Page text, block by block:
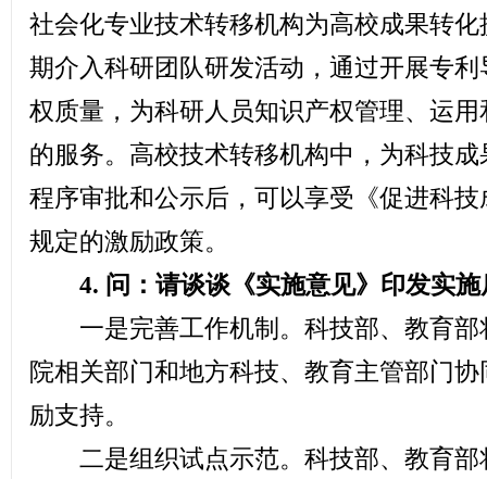
社会化专业技术转移机构为高校成果转
期介入科研团队研发活动，通过开展专
权质量，为科研人员知识产权管理、运
的服务。高校技术转移机构中，为科技
程序审批和公示后，可以享受《促进科
规定的激励政策。
4. 问：请谈谈《实施意见》印发实施
一是完善工作机制。科技部、教育部
院相关部门和地方科技、教育主管部门
励支持。
二是组织试点示范。科技部、教育部